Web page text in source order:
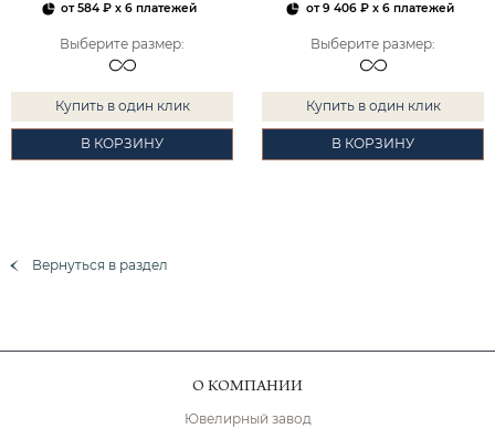
от584 ₽ x 6 платежей
Выберите размер:
Купить в один клик
В КОРЗИНУ
от9 406 ₽x 6 платежей
Выберите размер:
Купить в один клик
В КОРЗИНУ
Вернуться в раздел
О КОМПАНИИ
Ювелирный завод